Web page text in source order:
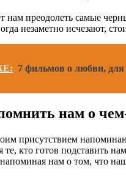
нам преодолеть самые
незаметно исчезают,
7 фильмов о любви, для
нам о
присутствием
те, кто готов подставить
нам о том, что